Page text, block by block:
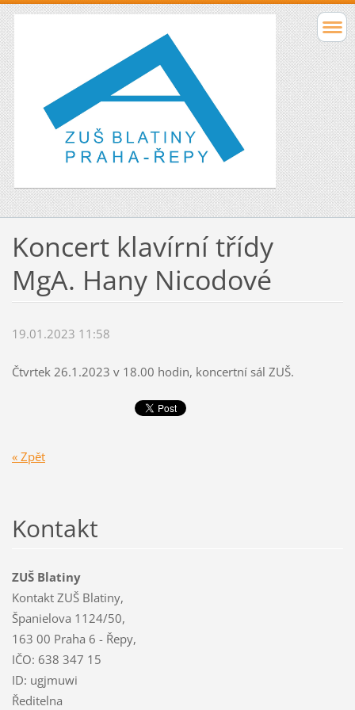
Koncert klavírní třídy
MgA. Hany Nicodové
19.01.2023 11:58
Čtvrtek 26.1.2023 v 18.00 hodin, koncertní sál ZUŠ.
« Zpět
Kontakt
ZUŠ Blatiny
Kontakt ZUŠ Blatiny,
Španielova 1124/50,
163 00 Praha 6 - Řepy,
IČO: 638 347 15
ID: ugjmuwi
Ředitelna